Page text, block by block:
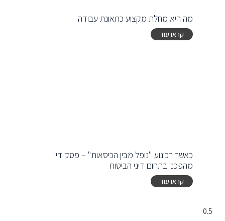
מה היא מחלת מקצוע כתאונת עבודה
קראו עוד
כאשר רכינוע "נופל מבין הכיסאות" – פסק דין
מהפכני בתחום דיני הביטוח
קראו עוד